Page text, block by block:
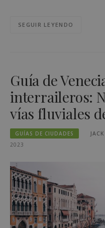
SEGUIR LEYENDO
Guía de
interraileros:
vías fluviales
GUÍAS DE CIUDADES
2023